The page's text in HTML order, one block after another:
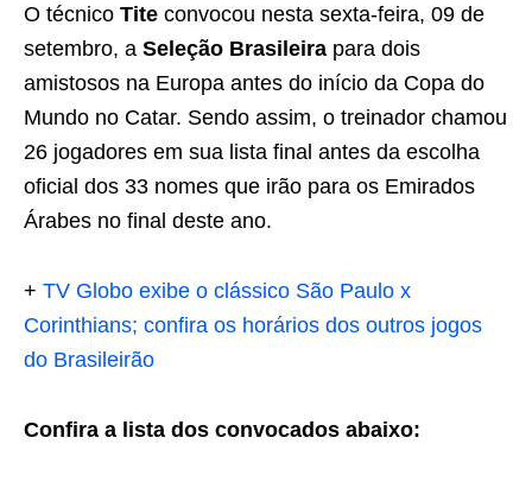
O técnico Tite convocou nesta sexta-feira, 09 de
setembro, a Seleção Brasileira para dois
amistosos na Europa antes do início da Copa do
Mundo no Catar. Sendo assim, o treinador chamou
26 jogadores em sua lista final antes da escolha
oficial dos 33 nomes que irão para os Emirados
Árabes no final deste ano.
+ TV Globo exibe o clássico São Paulo x
Corinthians; confira os horários dos outros jogos
do Brasileirão
Confira a lista dos convocados abaixo: